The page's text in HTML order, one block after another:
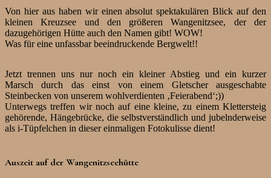
Von hier aus haben wir einen absolut spektakulären Blick auf den
kleinen Kreuzsee und den größeren Wangenitzsee, der der
dazugehörigen Hütte auch den Namen gibt! WOW!
Was für eine unfassbar beeindruckende Bergwelt!!
Jetzt trennen uns nur noch ein kleiner Abstieg und ein kurzer
Marsch durch das einst von einem Gletscher ausgeschabte
Steinbecken von unserem wohlverdienten ‚Feierabend‘;))
Unterwegs treffen wir noch auf eine kleine, zu einem Klettersteig
gehörende, Hängebrücke, die selbstverständlich und jubelnderweise
als i-Tüpfelchen in dieser einmaligen Fotokulisse dient!
Auszeit auf der Wangenitzseehütte